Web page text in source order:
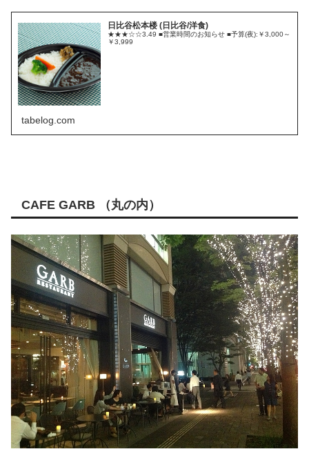
日比谷松本楼 (日比谷/洋食)
★★★☆☆3.49 ■営業時間のお知らせ ■予算(夜):￥3,000～
￥3,999
tabelog.com
CAFE GARB （丸の内）